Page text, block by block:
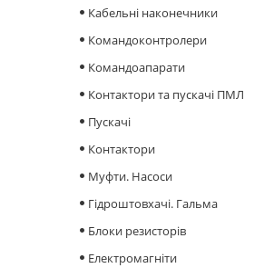
Кабельні наконечники
Командоконтролери
Командоапарати
Контактори та пускачі ПМЛ
Пускачі
Контактори
Муфти. Насоси
Гідроштовхачі. Гальма
Блоки резисторів
Електромагніти